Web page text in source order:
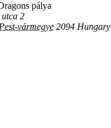
pálya
2
Pest-vármegye 2094 Hungary